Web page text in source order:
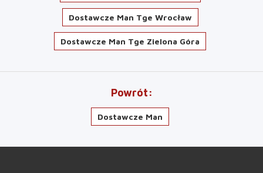
Dostawcze Man Tge Wrocław
Dostawcze Man Tge Zielona Góra
Powrót
Dostawcze Man